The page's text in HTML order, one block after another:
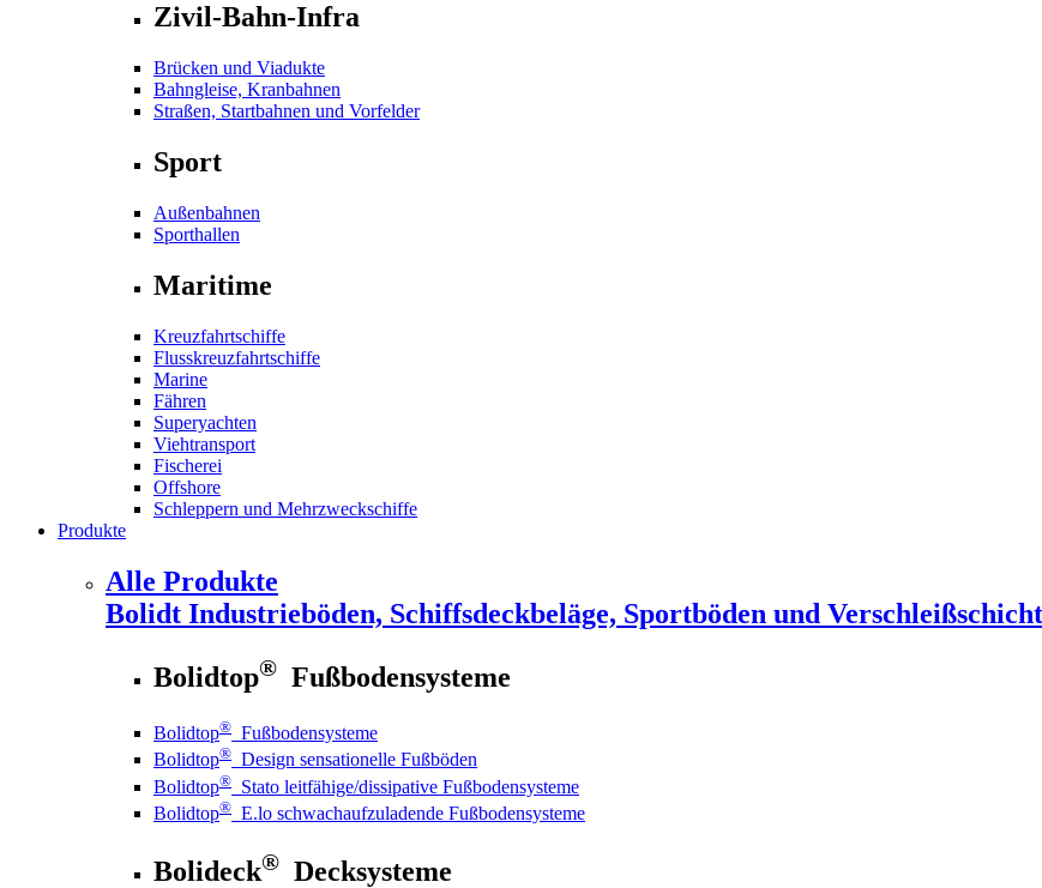
Zivil-Bahn-Infra
Brücken und Viadukte
Bahngleise, Kranbahnen
Straßen, Startbahnen und Vorfelder
Sport
Außenbahnen
Sporthallen
Maritime
Kreuzfahrtschiffe
Flusskreuzfahrtschiffe
Marine
Fähren
Superyachten
Viehtransport
Fischerei
Offshore
Schleppern und Mehrzweckschiffe
Produkte
Alle Produkte
Bolidt Industrieböden, Schiffsdeckbeläge, Sportböden und
Bolidtop® Fußbodensysteme
Bolidtop® Fußbodensysteme
Bolidtop® Design sensationelle Fußböden
Bolidtop® Stato leitfähige/dissipative Fußbodensysteme
Bolidtop® E.lo schwachaufzuladende Fußbodensysteme
Bolideck® Decksysteme